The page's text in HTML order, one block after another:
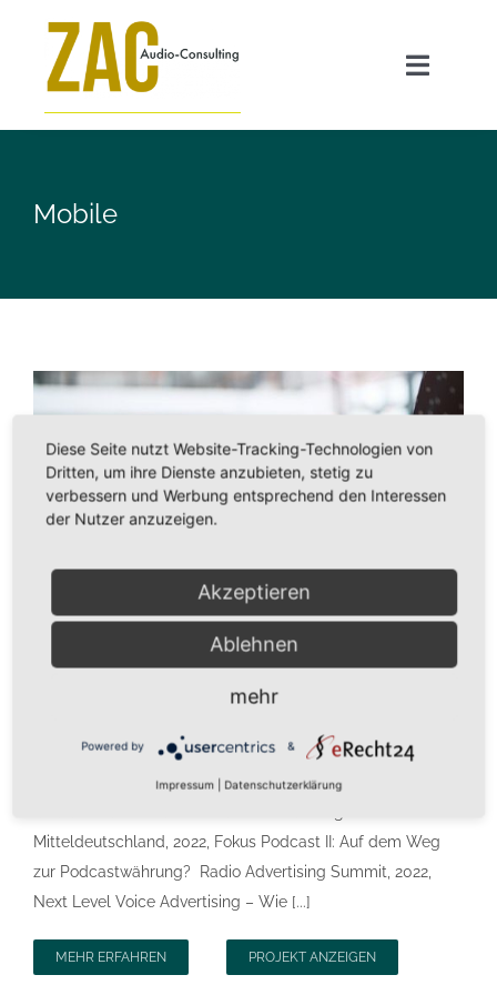
springen
Toggle
GEO für Radiosender
Transparenzpflicht AI Act
ZAC FAQ
Über mich
Kontakt
Mobile
Fachvorträge
Mobile,WordPress
BVDW-Webinar | How to Podcast - Standardisierung von
radio session in Stockholm, 2022, Increasing the value of
audio inventory Innovations in audio formats, monetisation
Mitteldeutschland, 2022, Fokus Podcast II: Auf dem Weg
zur Podcastwährung? Radio Advertising Summit, 2022,
Next Level Voice Advertising – Wie [...]
MEHR ERFAHREN PROJEKT ANZEIGEN
Diese Seite nutzt Website-Tracking-Technologien von
Dritten, um ihre Dienste anzubieten, stetig zu
verbessern und Werbung entsprechend den Interessen
der Nutzer anzuzeigen.
Akzeptieren
Ablehnen
mehr
Powered by &
Impressum Datenschutzerklärung